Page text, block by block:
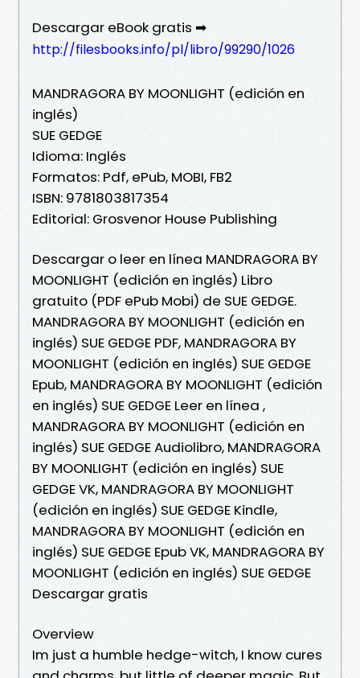
Descargar eBook gratis ➡
http://filesbooks.info/pl/libro/99290/1026
MANDRAGORA BY MOONLIGHT (edición en
inglés)
SUE GEDGE
Idioma: Inglés
Formatos: Pdf, ePub, MOBI, FB2
ISBN: 9781803817354
Editorial: Grosvenor House Publishing
Descargar o leer en línea MANDRAGORA BY
MOONLIGHT (edición en inglés) Libro
gratuito (PDF ePub Mobi) de SUE GEDGE.
MANDRAGORA BY MOONLIGHT (edición en
inglés) SUE GEDGE PDF, MANDRAGORA BY
MOONLIGHT (edición en inglés) SUE GEDGE
Epub, MANDRAGORA BY MOONLIGHT (edición
en inglés) SUE GEDGE Leer en línea ,
MANDRAGORA BY MOONLIGHT (edición en
inglés) SUE GEDGE Audiolibro, MANDRAGORA
BY MOONLIGHT (edición en inglés) SUE
GEDGE VK, MANDRAGORA BY MOONLIGHT
(edición en inglés) SUE GEDGE Kindle,
MANDRAGORA BY MOONLIGHT (edición en
inglés) SUE GEDGE Epub VK, MANDRAGORA BY
MOONLIGHT (edición en inglés) SUE GEDGE
Descargar gratis
Overview
Im just a humble hedge-witch, I know cures